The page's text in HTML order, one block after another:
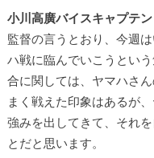
小川高廣バイスキャプテン
監督の言うとおり、今週
ハ戦に臨んでいこうとい
合に関しては、ヤマハさ
まく戦えた印象はあるが
強みを出してきて、それ
とだと思います。